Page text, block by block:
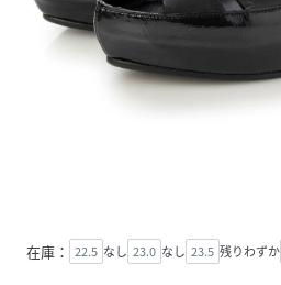
在庫： 22.5 なし 23.0 なし 23.5 残りわずか